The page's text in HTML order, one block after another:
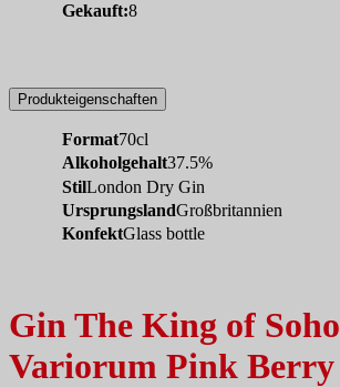
Gekauft:8
Produkteigenschaften
Format70cl
Alkoholgehalt37.5%
StilLondon Dry Gin
UrsprungslandGroßbritannien
KonfektGlass bottle
Gin The King of Soho
Variorum Pink Berry